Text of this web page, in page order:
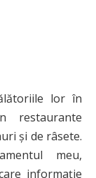
lor în
restaurante
și de râsete.
meu,
informație